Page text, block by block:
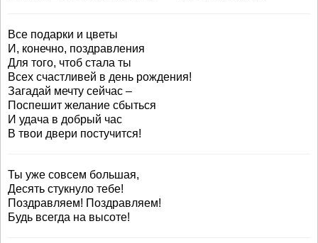
Все подарки и цветы
И, конечно, поздравления
Для того, чтоб стала ты
Всех счастливей в день рождения!
Загадай мечту сейчас –
Поспешит желание сбыться
И удача в добрый час
В твои двери постучится!
Ты уже совсем большая,
Десять стукнуло тебе!
Поздравляем! Поздравляем!
Будь всегда на высоте!